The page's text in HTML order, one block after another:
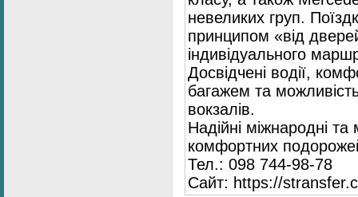
невеликих груп.
принципом «від
індивідуального
Досвідчені водії,
багажем та
вокзалів.
Надійні міжнародні
комфортних
Тел.: 098 744-98-78
Сайт: https://